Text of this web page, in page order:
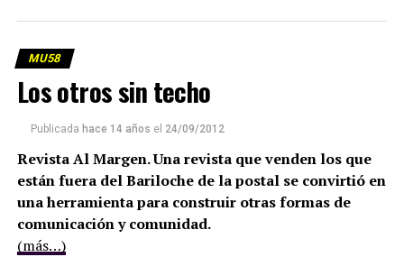
MU58
Los otros sin techo
Publicada hace 14 años el 24/09/2012
Revista Al Margen. Una revista que venden los que
están fuera del Bariloche de la postal se convirtió en
una herramienta para construir otras formas de
comunicación y comunidad.
(más…)